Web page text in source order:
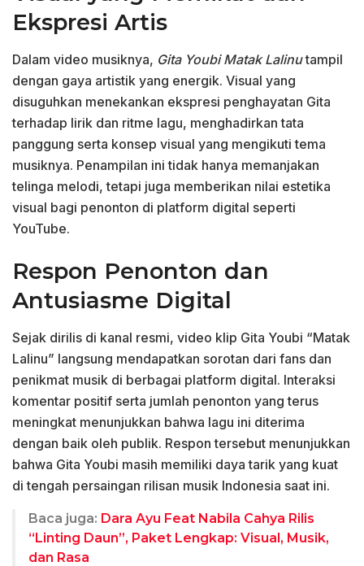
Ekspresi Artis
Dalam video musiknya, Gita Youbi Matak Lalinutampil
dengan gaya artistik yang energik. Visual yang
disuguhkan menekankan ekspresi penghayatan Gita
terhadap lirik dan ritme lagu, menghadirkan tata
panggung serta konsep visual yang mengikuti tema
musiknya. Penampilan ini tidak hanya memanjakan
telinga melodi, tetapi juga memberikan nilai estetika
visual bagi penonton di platform digital seperti
YouTube.
Respon Penonton dan
Antusiasme Digital
Sejak dirilis di kanal resmi, video klip Gita Youbi “Matak
Lalinu” langsung mendapatkan sorotan dari fans dan
penikmat musik di berbagai platform digital. Interaksi
komentar positif serta jumlah penonton yang terus
meningkat menunjukkan bahwa lagu ini diterima
dengan baik oleh publik. Respon tersebut menunjukkan
bahwa Gita Youbi masih memiliki daya tarik yang kuat
di tengah persaingan rilisan musik Indonesia saat ini.
Baca juga: Dara Ayu Feat Nabila Cahya Rilis
“Linting Daun”, Paket Lengkap: Visual, Musik,
dan Rasa